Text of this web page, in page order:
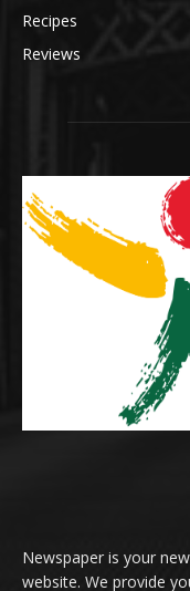
Recipes
Reviews
Newspaper is your
website. We provide